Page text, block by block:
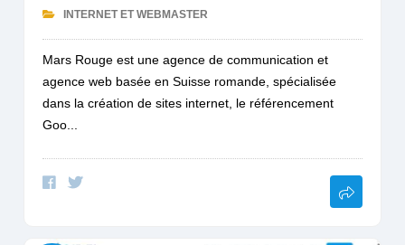
INTERNET ET WEBMASTER
Mars Rouge est une agence de communication et
agence web basée en Suisse romande, spécialisée
dans la création de sites internet, le référencement
Goo...